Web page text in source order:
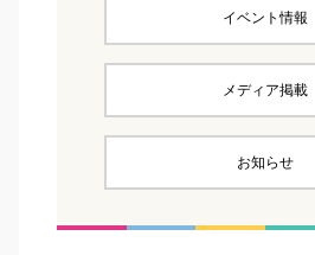
イベント情報
メディア掲載
お知らせ